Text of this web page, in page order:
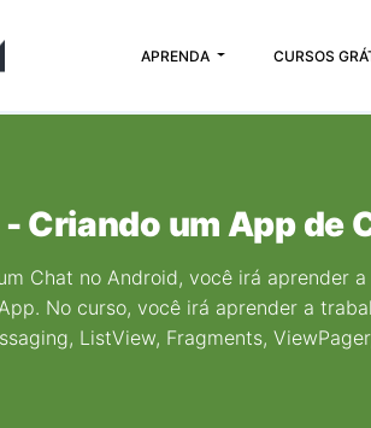
APRENDA CURSOS
Criando um App de
Chat no Android, você irá aprender
No curso, você irá aprender a
ListView, Fragments,